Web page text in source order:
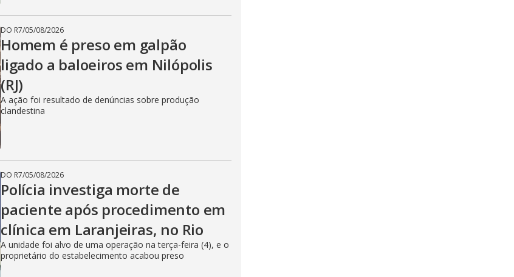
DO R7/05/08/2026
Homem é preso em galpão
ligado a baloeiros em Nilópolis
(RJ)
A ação foi resultado de denúncias sobre produção
clandestina
DO R7/05/08/2026
Polícia investiga morte de
paciente após procedimento em
clínica em Laranjeiras, no Rio
A unidade foi alvo de uma operação na terça-feira (4), e o
proprietário do estabelecimento acabou preso